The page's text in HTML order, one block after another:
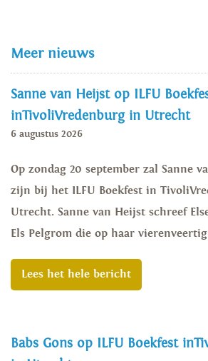
Meer nieuws
Sanne van Heijst op ILFU
inTivoliVredenburg in Utrecht
6 augustus 2026
Op zondag 20 september zal Sanne
zijn bij het ILFU Boekfest in
Utrecht. Sanne van Heijst schreef
Els Pelgrom die op haar
Lees het hele bericht
Babs Gons op ILFU Boekfest